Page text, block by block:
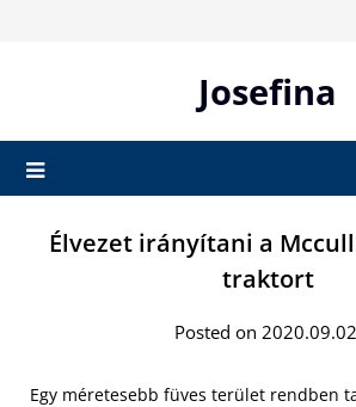
Josefina
Élvezet irányítani a
traktort
Posted on
Egy méretesebb füves terület rendben